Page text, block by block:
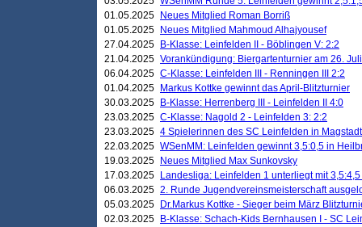
01.05.2025
Neues Mitglied Roman Borriß
01.05.2025
Neues Mitglied Mahmoud Alhajyousef
27.04.2025
B-Klasse: Leinfelden II - Böblingen V: 2:2
21.04.2025 Vorankündigung: Biergartenturnier am 26. Juli
06.04.2025 C-Klasse: Leinfelden III - Renningen III 2:2
01.04.2025
Markus Kottke gewinnt das April-Blitzturnier
30.03.2025
B-Klasse: Herrenberg III - Leinfelden II 4:0
23.03.2025 C-Klasse: Nagold 2 - Leinfelden 3: 2:2
23.03.2025 4 Spielerinnen des SC Leinfelden in Magstadt
22.03.2025 WSenMM: Leinfelden gewinnt 3,5:0,5 in
19.03.2025
Neues Mitglied Max Sunkovsky
17.03.2025
Landesliga: Leinfelden 1 unterliegt mit
06.03.2025 2. Runde Jugendvereinsmeisterschaft
05.03.2025
Dr.Markus Kottke - Sieger beim März
02.03.2025
B-Klasse: Schach-Kids Bernhausen I - SC